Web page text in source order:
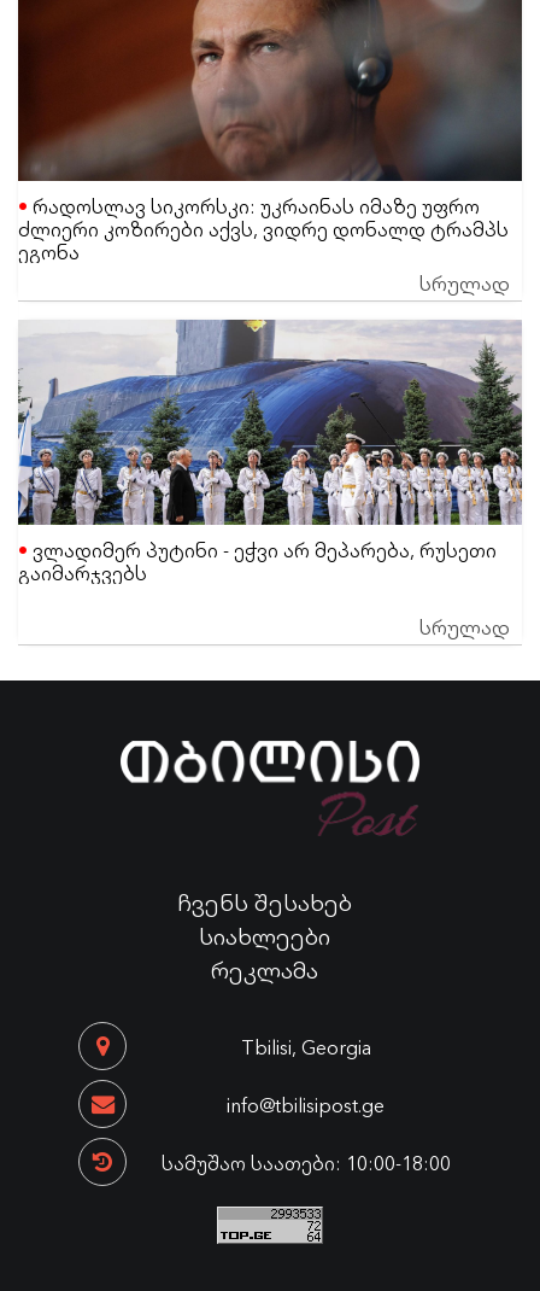
რადოსლავ სიკორსკი: უკრაინას იმაზე უფრო
ძლიერი კოზირები აქვს, ვიდრე დონალდ ტრამპს
ეგონა
სრულად
ვლადიმერ პუტინი - ეჭვი არ მეპარება, რუსეთი
გაიმარჯვებს
სრულად
ჩვენს შესახებ
სიახლეები
რეკლამა
Tbilisi, Georgia
info@tbilisipost.ge
სამუშაო საათები: 10:00-18:00